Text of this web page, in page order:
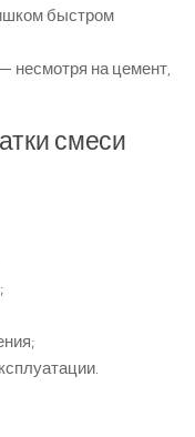
быстром
несмотря на цемент,
смеси